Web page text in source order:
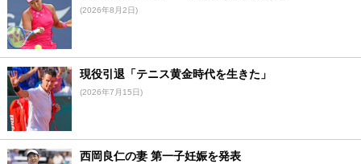
(2026年8月2日)
現役引退「テニス黄金時代を生きた」
(2026年7月15日)
西岡良仁の妻 第一子妊娠を発表